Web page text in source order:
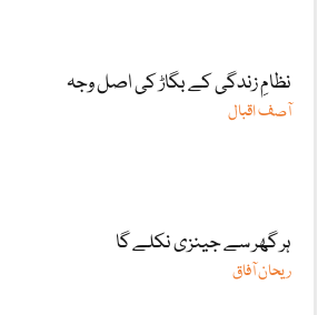
نظامِ زندگی کے بگاڑ کی اصل وجہ
آصف اقبال
ہر گھر سے جینزی نکلے گا
ریحان آفاق